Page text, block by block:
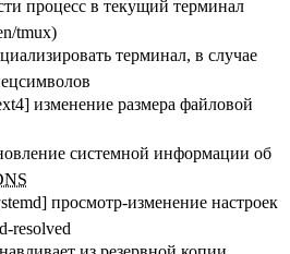
процесс в текущий терминал
tmux)
терминал, в случае
изменение размера файловой
системной информации об
просмотр-изменение настроек
resolved